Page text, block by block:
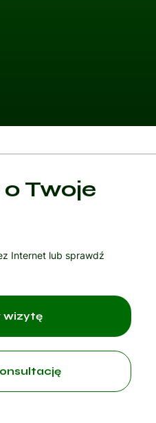
Twoje
Internet lub sprawdź
wizytę